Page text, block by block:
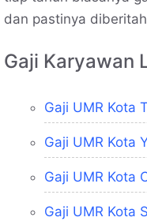
dan pastinya
Gaji Karyawan
Gaji UMR Kota
Gaji UMR Kota
Gaji UMR Kota
Gaji UMR Kota